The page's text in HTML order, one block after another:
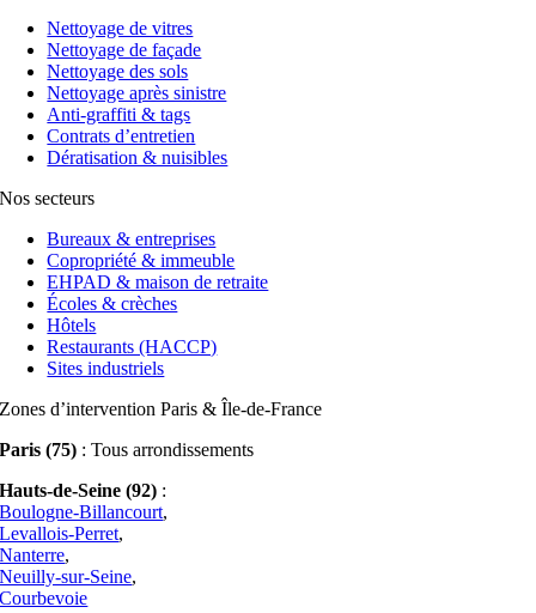
Nettoyage de vitres
Nettoyage de façade
Nettoyage des sols
Nettoyage après sinistre
Anti-graffiti & tags
Contrats d’entretien
Dératisation & nuisibles
Nos secteurs
Bureaux & entreprises
Copropriété & immeuble
EHPAD & maison de retraite
Écoles & crèches
Hôtels
Restaurants (HACCP)
Sites industriels
Zones d’intervention Paris & Île-de-France
Paris (75) : Tous arrondissements
Hauts-de-Seine (92) :
Boulogne-Billancourt,
Levallois-Perret,
Nanterre,
Neuilly-sur-Seine,
Courbevoie